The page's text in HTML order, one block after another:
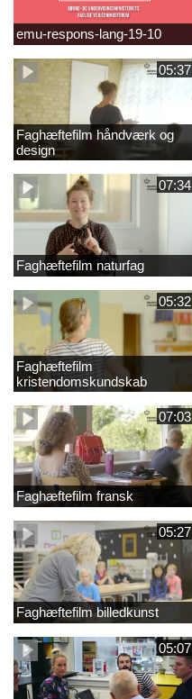
emu-respons-lang-19-10
05:37
Faghæftefilm håndværk og
design
07:34
Faghæftefilm naturfag
05:32
Faghæftefilm
kristendomskundskab
07:03
Faghæftefilm fransk
05:27
Faghæftefilm billedkunst
05:07